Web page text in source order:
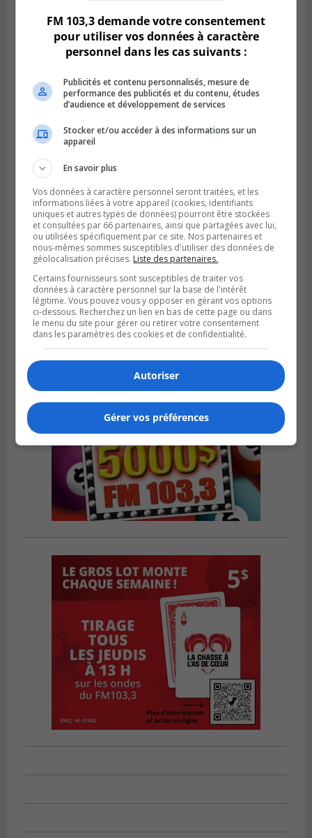
Publié le 6 août 2026 à 16h00
mondial
Publié le 6 août 2026 à 05h11
Une poussée tardive propulse les Ducs
vers la victoire à Laval
FM 103,3 demande votre consentement
pour utiliser vos données à caractère
personnel dans les cas suivants :
Publicités et contenu personnalisés, mesure de
performance des publicités et du contenu, études
d’audience et développement de services
Stocker et/ou accéder à des informations sur un
appareil
En savoir plus
Vos données à caractère personnel seront traitées, et les
informations liées à votre appareil (cookies, identifiants
uniques et autres types de données) pourront être stockées
et consultées par 66 partenaires, ainsi que partagées avec lui,
ou utilisées spécifiquement par ce site. Nos partenaires et
nous-mêmes sommes susceptibles d'utiliser des données de
géolocalisation précises. Liste des partenaires.
Certains fournisseurs sont susceptibles de traiter vos
données à caractère personnel sur la base de l'intérêt
légitime. Vous pouvez vous y opposer en gérant vos options
ci-dessous. Recherchez un lien en bas de cette page ou dans
le menu du site pour gérer ou retirer votre consentement
dans les paramètres des cookies et de confidentialité.
Autoriser
Gérer vos préférences